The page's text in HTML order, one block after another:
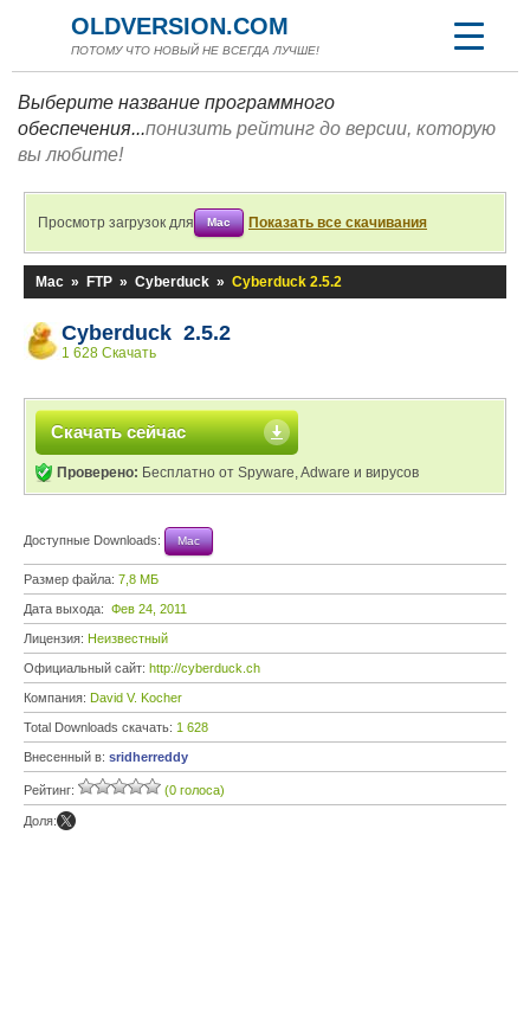
OLDVERSION.COM
ПОТОМУ ЧТО НОВЫЙ НЕ ВСЕГДА ЛУЧШЕ!
Выберите название программного
обеспечения...понизить рейтинг до версии, которую
вы любите!
Просмотр загрузок для Mac Показать все скачивания
Mac » FTP » Cyberduck » Cyberduck 2.5.2
Cyberduck 2.5.2
1 628 Скачать
Скачать сейчас
Проверено: Бесплатно от Spyware, Adware и вирусов
Доступные Downloads: Mac
Размер файла: 7,8 МБ
Дата выхода: Фев 24, 2011
Лицензия: Неизвестный
Официальный сайт: http://cyberduck.ch
Компания: David V. Kocher
Total Downloads скачать: 1 628
Внесенный в: sridherreddy
Рейтинг: (0 голоса)
Доля: